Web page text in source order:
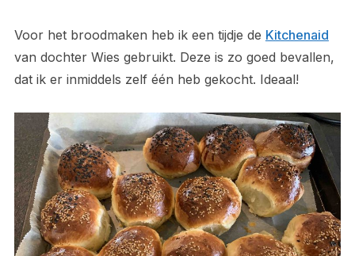
Voor het broodmaken heb ik een tijdje de Kitchenaid
van dochter Wies gebruikt. Deze is zo goed bevallen,
dat ik er inmiddels zelf één heb gekocht. Ideaal!